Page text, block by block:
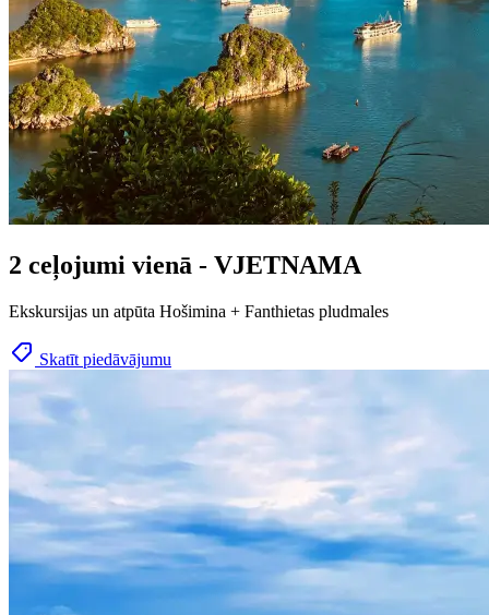
2 ceļojumi vienā - VJETNAMA
Ekskursijas un atpūta Hošimina + Fanthietas pludmales
Skatīt piedāvājumu